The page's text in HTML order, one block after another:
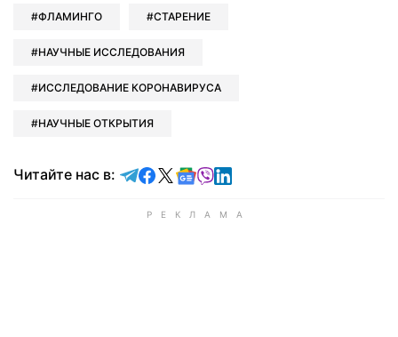
ФЛАМИНГО СТАРЕНИЕ
НАУЧНЫЕ ИССЛЕДОВАНИЯ
ИССЛЕДОВАНИЕ КОРОНАВИРУСА
НАУЧНЫЕ ОТКРЫТИЯ
Читайте нас в: Читайте в Telegram
Читайте в Facebook
Читайте в X
Читайте в Google news
Читайте в Viber
Читайте в LinkedIn